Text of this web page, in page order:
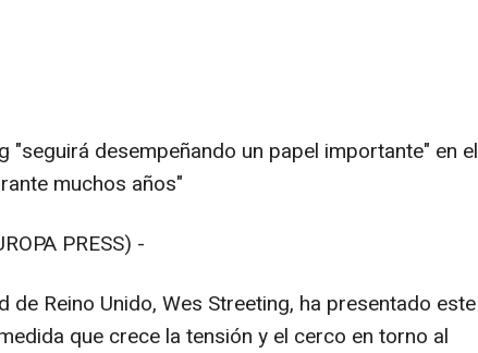
"seguirá desempeñando un papel importante" en el
muchos años"
PRESS) -
de Reino Unido, Wes Streeting, ha presentado este
que crece la tensión y el cerco en torno al